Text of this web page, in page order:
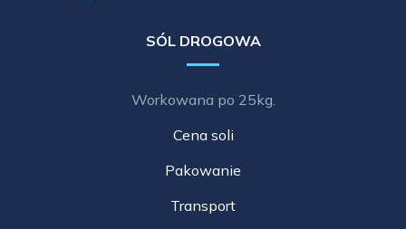
SÓL DROGOWA
Workowana po 25kg.
Cena soli
Pakowanie
Transport